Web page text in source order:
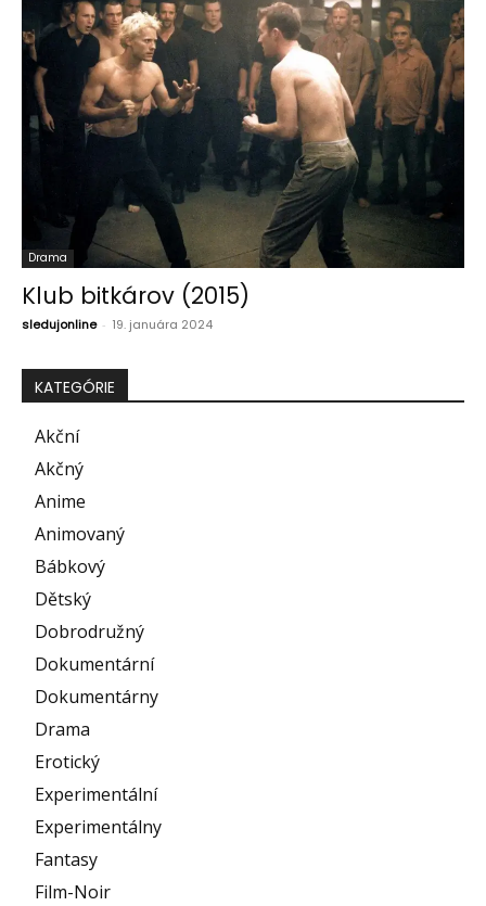
Drama
Klub bitkárov (2015)
sledujonline - 19. januára 2024
KATEGÓRIE
Akční
Akčný
Anime
Animovaný
Bábkový
Dětský
Dobrodružný
Dokumentární
Dokumentárny
Drama
Erotický
Experimentální
Experimentálny
Fantasy
Film-Noir